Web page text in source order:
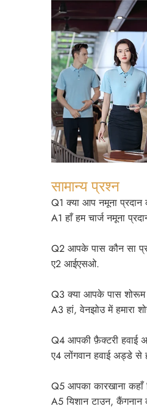
सामान्य प्रश्न
Q1 क्या आप नमूना
A1 हाँ हम चार्ज नमूना
Q2 आपके पास कौन सा
ए2 आईएसओ.
Q3 क्या आपके पास
A3 हां, वेनझोउ में हमारा
Q4 आपकी फ़ैक्टरी हवाई
ए4 लोंगवान हवाई अड्डे
Q5 आपका कारखाना कहाँ
A5 यिशान टाउन, कैंगनान